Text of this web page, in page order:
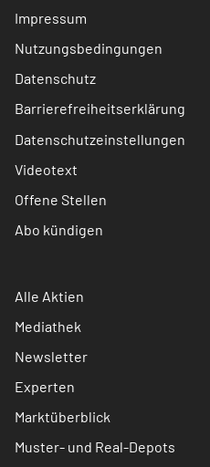
Impressum
Nutzungsbedingungen
Datenschutz
Barrierefreiheitserklärung
Datenschutzeinstellungen
Videotext
Offene Stellen
Abo kündigen
Alle Aktien
Mediathek
Newsletter
Experten
Marktüberblick
Muster- und Real-Depots